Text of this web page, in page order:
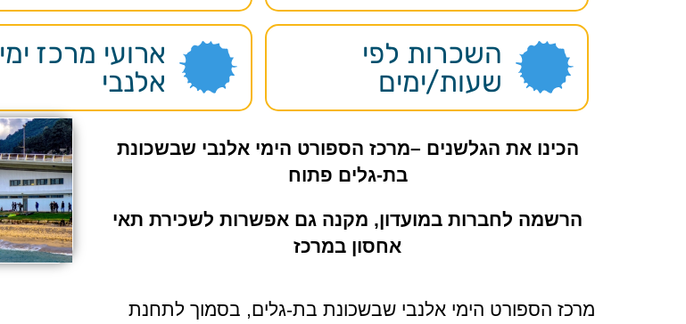
השכרות לפי
שעות/ימים
ארועי מרכז ימי
אלנבי
הכינו את הגלשנים –מרכז הספורט הימי אלנבי שבשכונת
בת-גלים פתוח
הרשמה לחברות במועדון, מקנה גם אפשרות לשכירת תאי
אחסון במרכז
מרכז הספורט הימי אלנבי שבשכונת בת-גלים, בסמוך לתחנת